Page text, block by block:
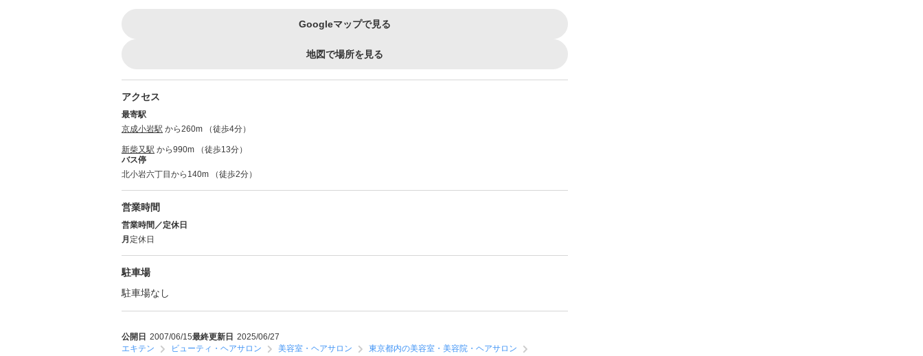
Googleマップで見る
地図で場所を見る
アクセス
最寄駅
京成小岩駅 から260m （徒歩4分）
新柴又駅 から990m （徒歩13分）
バス停
北小岩六丁目から140m （徒歩2分）
営業時間
営業時間／定休日
月 定休日
駐車場
駐車場なし
公開日 2007/06/15最終更新日 2025/06/27
エキテン
ビューティ・ヘアサロン 美容室・ヘアサロン
東京都内の美容室・美容院・ヘアサロン